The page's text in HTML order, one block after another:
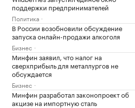
поддержки предпринимателей
Политика
В России возобновили обсуждение
запуска онлайн-продажи алкоголя
Бизнес
Минфин заявил, что налог на
сверхприбыль для металлургов не
обсуждается
Бизнес
Минфин разработал законопроект об
акцизе на импортную сталь